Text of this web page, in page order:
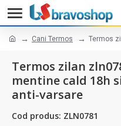
Cani Termos Termos
Termos zilan
mentine cald 18h
anti-varsare
Cod produs: ZLN0781